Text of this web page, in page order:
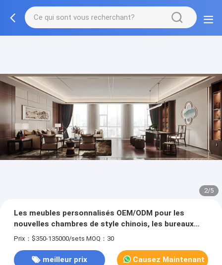
3/5
Les meubles personnalisés OEM/ODM pour les
nouvelles chambres de style chinois, les bureaux
modernes orientaux et les meubles de salles de thé
faire artisanal précis.
Prix：$350-135000/sets MOQ：30
meilleur prix Causez Maintenant